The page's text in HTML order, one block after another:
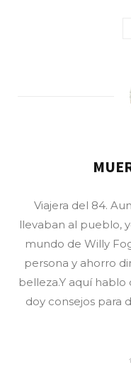
Viajera del 84.
llevaban al pueblo,
mundo de Willy
persona y ahorro
belleza.Y aquí hablo
doy consejos para